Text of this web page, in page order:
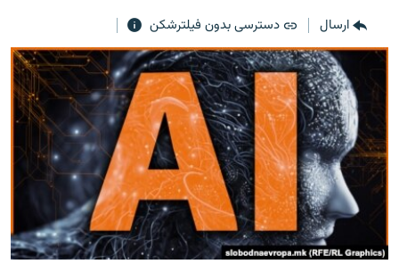
فرکانس‌ها
گزارش‌های تصویری
گزارش‌های ویدئویی
زنان فردا
English
به ما بپیوندید
زبان‌های دیگر
ارسال
دسترسی بدون فیلترشکن